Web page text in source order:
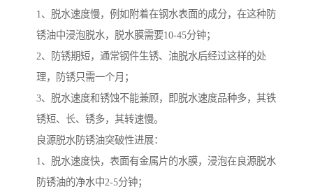
1、脱水速度慢，例如附着在钢水表面的成分，在这种防
锈油中浸泡脱水，脱水膜需要10-45分钟；
2、防锈期短，通常钢件生锈、油脱水后经过这样的处
理，防锈只需一个月；
3、脱水速度和锈蚀不能兼顾，即脱水速度品种多，其铁
锈短、长、锈多，其转速慢。
良源脱水防锈油突破性进展：
1、脱水速度快，表面有金属片的水膜，浸泡在良源脱水
防锈油的净水中2-5分钟；